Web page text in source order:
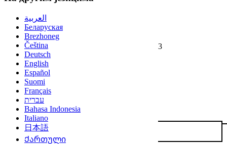
3
العربية
Беларуская
Brezhoneg
Čeština
Deutsch
English
Español
Suomi
Français
עברית
Bahasa Indonesia
Italiano
日本語
Ქართული